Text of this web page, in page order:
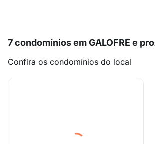
7 condomínios em GALOFRE e
Confira os condomínios do local